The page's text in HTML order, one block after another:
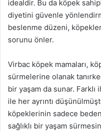
idealdir. Bu da köpek
diyetini güvenle
beslenme düzeni,
sorunu önler.
Virbac köpek mamaları,
sürmelerine olanak
bir yaşam da sunar.
ile her ayrıntı
köpeklerinin sadece
sağlıklı bir yaşam